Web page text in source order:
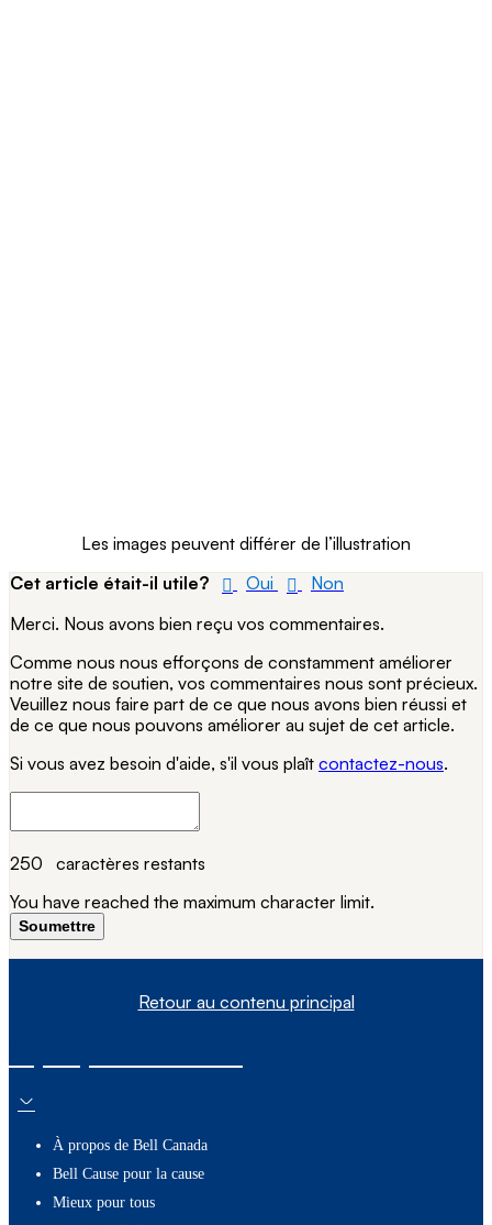
Les images peuvent différer de l’illustration
Cet article était-il utile?
Oui
Non
Merci. Nous avons bien reçu vos commentaires.
Comme nous nous efforçons de constamment améliorer
notre site de soutien, vos commentaires nous sont précieux.
Veuillez nous faire part de ce que nous avons bien réussi et
de ce que nous pouvons améliorer au sujet de cet article.
Si vous avez besoin d'aide, s'il vous plaît contactez-nous.
250 caractères restants
You have reached the maximum character limit.
Soumettre
Retour au contenu principal
À propos de Bell Canada
Bell Cause pour la cause
Mieux pour tous